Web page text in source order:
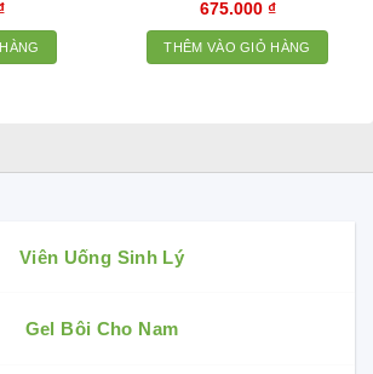
675.000 ₫
THÊM VÀO GIỎ HÀNG
Viên Uống Sinh Lý
Gel Bôi Cho Nam